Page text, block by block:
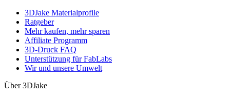
3DJake Materialprofile
Ratgeber
Mehr kaufen, mehr sparen
Affiliate Programm
3D-Druck FAQ
Unterstützung für FabLabs
Wir und unsere Umwelt
Über 3DJake